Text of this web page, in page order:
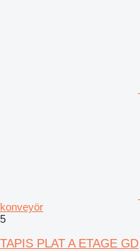
konveyör
5
TAPIS PLAT A ETAGE GD